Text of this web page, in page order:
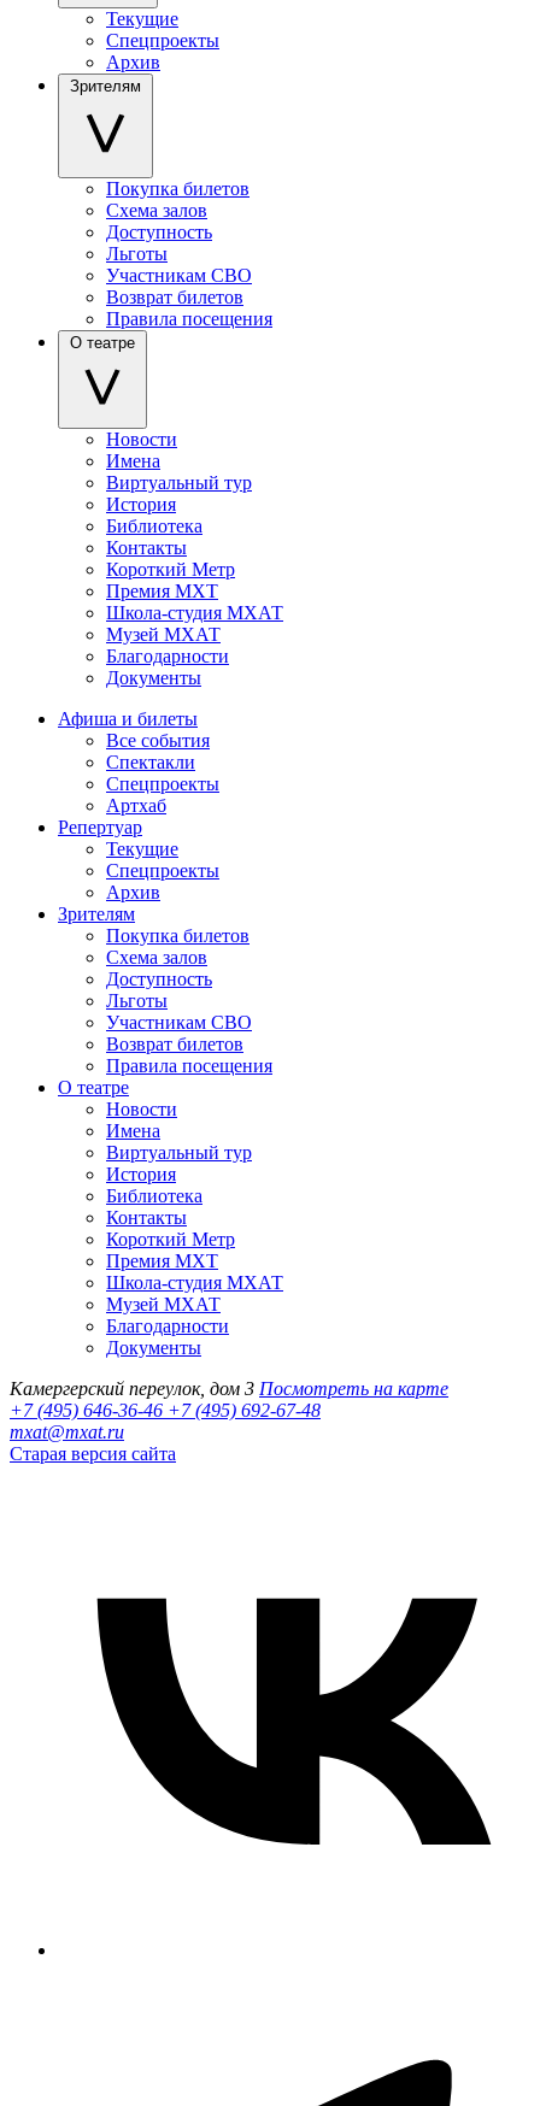
Текущие
Спецпроекты
Архив
Зрителям
Покупка билетов
Схема залов
Доступность
Льготы
Участникам СВО
Возврат билетов
Правила посещения
О театре
Новости
Имена
Виртуальный тур
История
Библиотека
Контакты
Короткий Метр
Премия МХТ
Школа-студия МХАТ
Музей МХАТ
Благодарности
Документы
Афиша и билеты
Все события
Спектакли
Спецпроекты
Артхаб
Репертуар
Текущие
Спецпроекты
Архив
Зрителям
Покупка билетов
Схема залов
Доступность
Льготы
Участникам СВО
Возврат билетов
Правила посещения
О театре
Новости
Имена
Виртуальный тур
История
Библиотека
Контакты
Короткий Метр
Премия МХТ
Школа-студия МХАТ
Музей МХАТ
Благодарности
Документы
Камергерский переулок, дом 3 Посмотреть на карте
+7 (495) 646-36-46 +7 (495) 692-67-48‬
mxat@mxat.ru
Старая версия сайта